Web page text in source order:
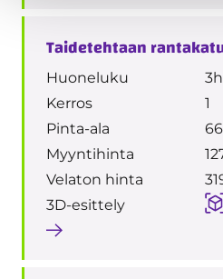
Taidetehtaan
Huoneluku
Kerros
1
Pinta-ala
Myyntihinta
Velaton hinta
3D-esittely